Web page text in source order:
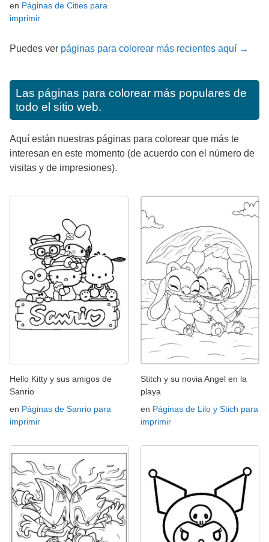
en Páginas de Cities para
imprimir
Puedes ver páginas para colorear más recientes aquí →
Las páginas para colorear más populares de
todo el sitio web.
Aquí están nuestras páginas para colorear que más te
interesan en este momento (de acuerdo con el número de
visitas y de impresiones).
Hello Kitty y sus amigos de
Sanrio
en Páginas de Sanrio para
imprimir
Stitch y su novia Angel en la
playa
en Páginas de Lilo y Stich para
imprimir